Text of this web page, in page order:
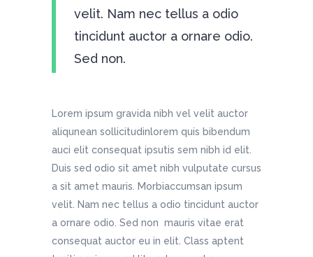
velit. Nam nec tellus a odio
tincidunt auctor a ornare odio.
Sed non.
Lorem ipsum gravida nibh vel velit auctor
aliqunean sollicitudinlorem quis bibendum
auci elit consequat ipsutis sem nibh id elit.
Duis sed odio sit amet nibh vulputate cursus
a sit amet mauris. Morbiaccumsan ipsum
velit. Nam nec tellus a odio tincidunt auctor
a ornare odio. Sed non mauris vitae erat
consequat auctor eu in elit. Class aptent